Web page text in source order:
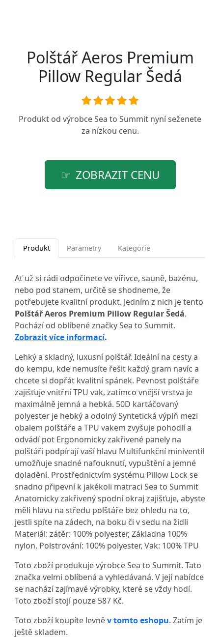
Polštář Aeros Premium
Pillow Regular Šedá
Produkt od výrobceSea to Summit nyní seženete
za nízkou cenu.
ZOBRAZIT CENU
Produkt Parametry Kategorie
Ať už si rádi odpočinete ve vířivce, sauně, bazénu,
nebo pod stanem, určitě se shodneme, že
potřebujete kvalitní produkt. Jedním z nich je tento
Polštář Aeros Premium Pillow Regular Šedá.
Pochází od oblíbené značky Sea to Summit.
Zobrazit více informací.
Lehký a skladný, luxusní polštář. Ideální na cesty a
do kempu, kde nemusíte řešit každý gram navíc a
chcete si dopřát kvalitní spánek. Pevnost polštáře
zajišťuje vnitřní TPU vak, zatímco vnější vrstva je
maximálně jemná a hebká. 50D kartáčovaný
polyester je hebký a odolný Syntetická výplň mezi
obalem polštáře a TPU vakem zvyšuje pohodlí a
odvádí pot Ergonomicky zakřivené panely na
polštáři podpírají vaší hlavu Multifunkční miniventil
umožňuje snadné nafouknutí, vypuštění a jemné
doladění. Prostřednictvím systému Pillow Lock se
snadno připevní k jakékoli matraci Sea to Summit
Anatomicky zakřivený spodní okraj zajišťuje, abyste
měli hlavu na středu polštáře bez ohledu na to,
jestli spíte na zádech, na boku či v sedu na židli
Materiál: zátěr: 100% polyester, Základna 100%
nylon, Polstrování: 100% polyester, Vak: 100% TPU
Toto zboží produkuje výrobce Sea to Summit. Tato
značka velmi oblíbená a vyhledávaná. V její nabídce
se nachází zajímavé výrobky, které se vždy hodí.
Toto zboží stojí pouze 587 Kč.
Toto zboží koupíte levněv tomto eshopu. Zatím je
ještě skladem.